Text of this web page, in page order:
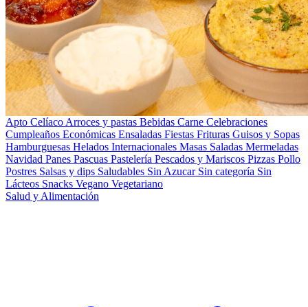
Apto Celíaco Arroces y pastas Bebidas Carne Celebraciones
Cumpleaños Económicas Ensaladas Fiestas Frituras Guisos y Sopas
Hamburguesas Helados Internacionales Masas Saladas Mermeladas
Navidad Panes Pascuas Pastelería Pescados y Mariscos Pizzas Pollo
Postres Salsas y dips Saludables Sin Azucar Sin categoría Sin
Lácteos Snacks Vegano Vegetariano
Salud y Alimentación